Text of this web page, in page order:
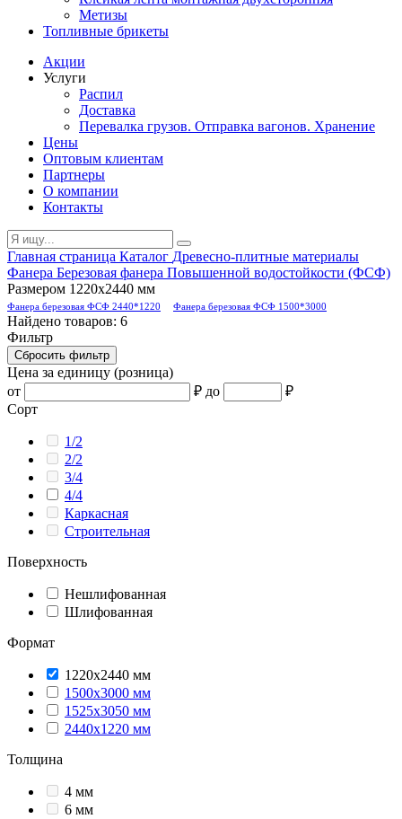
Метизы
Топливные брикеты
Акции
Услуги
Распил
Доставка
Перевалка грузов. Отправка вагонов. Хранение
Цены
Оптовым клиентам
Партнеры
О компании
Контакты
Главная страница Каталог Древесно-плитные материалы
Фанера Березовая фанера Повышенной водостойкости (ФСФ)
Размером 1220x2440 мм
Фанера березовая ФСФ 2440*1220 Фанера березовая ФСФ 1500*3000
Найдено товаров: 6
Фильтр
Сбросить фильтр
Цена за единицу (розница)
от
₽ до
₽
Сорт
1/2
2/2
3/4
4/4
Каркасная
Строительная
Поверхность
Нешлифованная
Шлифованная
Формат
1220x2440 мм
1500x3000 мм
1525x3050 мм
2440x1220 мм
Толщина
4 мм
6 мм